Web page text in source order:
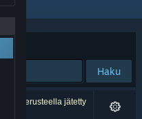
Haku
perusteella jätetty